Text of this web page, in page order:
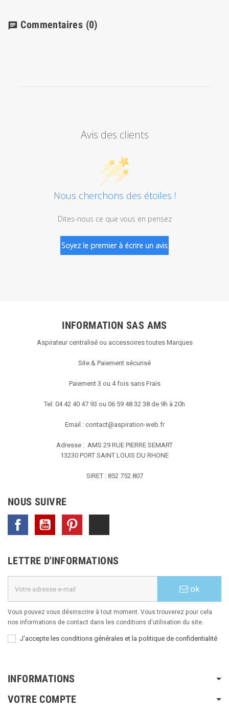
chat Commentaires (0)
Avis des clients
Nous cherchons des étoiles !
Dites-nous ce que vous en pensez
Soyez le premier à écrire un avis
INFORMATION SAS AMS
Aspirateur centralisé ou accessoires toutes Marques
Site & Paiement sécurisé
Paiement 3 ou 4 fois sans Frais
Tel: 04 42 40 47 93 ou 06 59 48 32 38 de 9h à 20h
Email : contact@aspiration-web.fr
Adresse : AMS 29 RUE PIERRE SEMART
13230 PORT SAINT LOUIS DU RHONE
SIRET : 852 752 807
NOUS SUIVRE
Facebook YouTube
LETTRE D'INFORMATIONS
ok
Vous pouvez vous désinscrire à tout moment. Vous trouverez pour cela
nos informations de contact dans les conditions d'utilisation du site.
J'accepte les conditions générales et la politique de confidentialité
INFORMATIONS
VOTRE COMPTE